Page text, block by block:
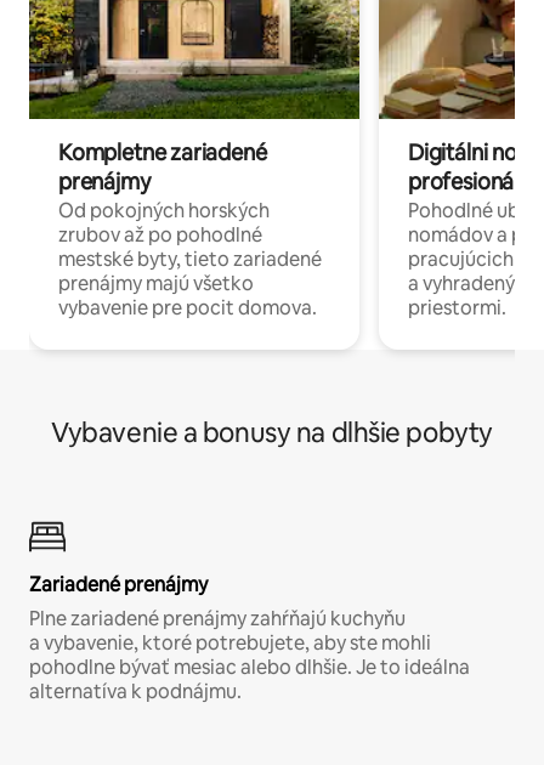
Kompletne zariadené
prenájmy
Od pokojných horských
zrubov až po pohodlné
mestské byty, tieto zariadené
prenájmy majú všetko
vybavenie pre pocit domova.
Digitálni
profesionáli
Pohodlné
nomádov a
pracujúcich
a
priestormi.
Vybavenie a bonusy na dlhšie pobyty
Zariadené prenájmy
Plne zariadené prenájmy zahŕňajú kuchyňu
a vybavenie, ktoré potrebujete, aby ste mohli
pohodlne bývať mesiac alebo dlhšie. Je to ideálna
alternatíva k podnájmu.